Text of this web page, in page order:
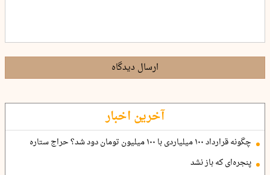
ارسال دیدگاه
آخرین اخبار
چگونه قرارداد ۱۰۰ میلیاردی با ۱۰۰ میلیون تومان دود شد؟ حراج ستاره
پنجره‌ای که باز نشد